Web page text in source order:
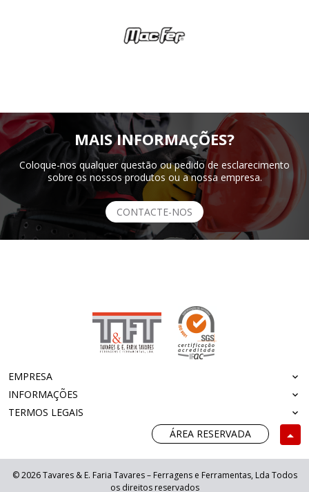
MAIS INFORMAÇÕES?
Coloque-nos qualquer questão ou pedido de esclarecimento
sobre os nossos produtos ou a nossa empresa.
CONTACTE-NOS
EMPRESA
INFORMAÇÕES
TERMOS LEGAIS
ÁREA RESERVADA
© 2026 Tavares & E. Faria Tavares – Ferragens e Ferramentas, Lda Todos
os direitos reservados